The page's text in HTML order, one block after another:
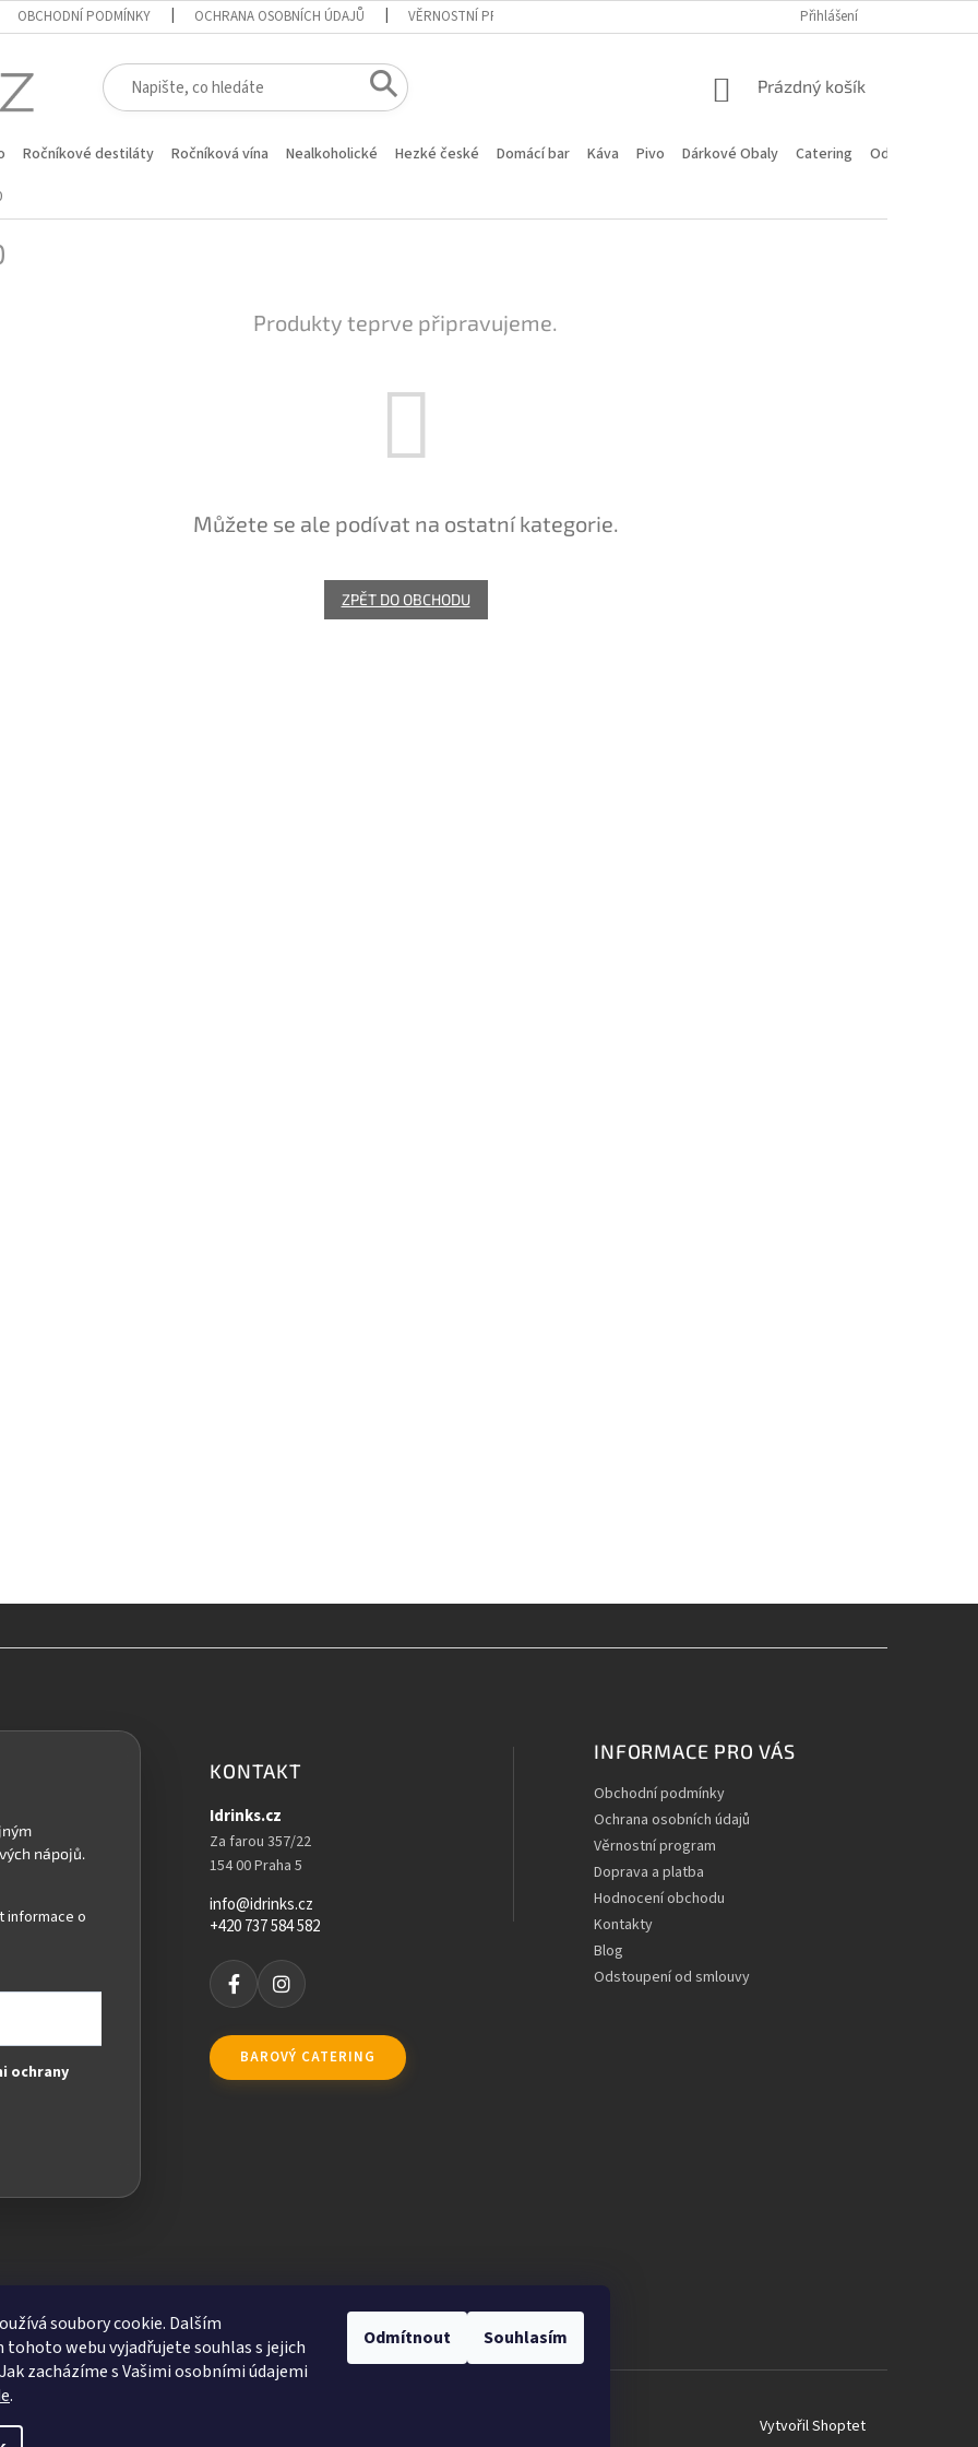
soubory cookie. Dalším
tohoto webu vyjadřujete souhlas s jejich
zacházíme s Vašimi osobními údajemi
.
Odmítnout Souhlasím
OBCHODNÍ PODMÍNKY OCHRANA OSOBNÍCH ÚDAJŮ VĚRNOSTNÍ PROGRAM HODNOCENÍ OBCHODU
Přihlášení
NÁKUPNÍ
Prázdný košík
Ročníkové destiláty Ročníková vína Nealkoholické Hezké české Domácí bar Káva Pivo Dárkové Obaly Catering
Odstoupení od
Produkty teprve připravujeme.
Můžete se ale podívat na ostatní kategorie.
ZPĚT DO OBCHODU
informace o
ochrany
KONTAKT
Idrinks.cz
Za farou 357/22
154 00 Praha 5
info@idrinks.cz
+420 737 584 582
BAROVÝ CATERING
INFORMACE PRO VÁS
Obchodní podmínky
Ochrana osobních údajů
Věrnostní program
Doprava a platba
Hodnocení obchodu
Kontakty
Blog
Odstoupení od smlouvy
Vytvořil Shoptet
nastavení cookies